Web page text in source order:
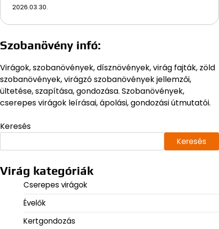
2026.03.30.
Szobanövény infó:
Virágok, szobanövények, dísznövények, virág fajták, zöld
szobanövények, virágzó szobanövények jellemzői,
ültetése, szapítása, gondozása. Szobanövények,
cserepes virágok leírásai, ápolási, gondozási útmutatói.
Keresés
Keresés
Virág kategóriák
Cserepes virágok
Évelők
Kertgondozás